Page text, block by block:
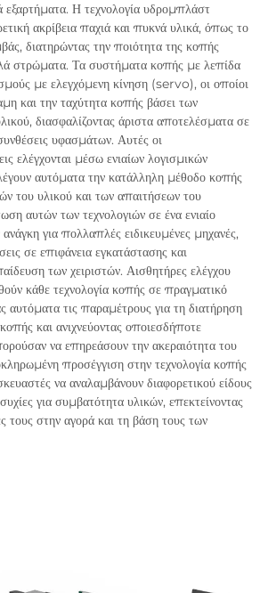
εξαρτήματα. Η τεχνολογία υδρομπλάστ
ακρίβεια παχιά και πυκνά υλικά, όπως το
διατηρώντας την ποιότητα της κοπής
στρώματα. Τα συστήματα κοπής με λεπίδα
με ελεγχόμενη κίνηση (servo), οι οποίοι
και την ταχύτητα κοπής βάσει των
διασφαλίζοντας άριστα αποτελέσματα σε
υφασμάτων. Αυτές οι
ελέγχονται μέσω ενιαίων λογισμικών
αυτόματα την κατάλληλη μέθοδο κοπής
του υλικού και των απαιτήσεων του
αυτών των τεχνολογιών σε ένα ενιαίο
για πολλαπλές ειδικευμένες μηχανές,
σε επιφάνεια εγκατάστασης και
των χειριστών. Αισθητήρες ελέγχου
κάθε τεχνολογία κοπής σε πραγματικό
αυτόματα τις παραμέτρους για τη διατήρηση
και ανιχνεύοντας οποιεσδήποτε
να επηρεάσουν την ακεραιότητα του
προσέγγιση στην τεχνολογία κοπής
να αναλαμβάνουν διαφορετικού είδους
για συμβατότητα υλικών, επεκτείνοντας
τους στην αγορά και τη βάση τους των